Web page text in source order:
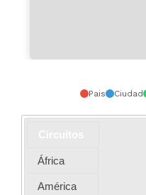
Pais Ciudad
África
América